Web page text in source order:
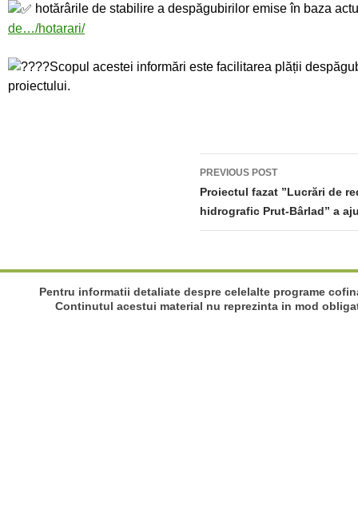
hotărârile de stabilire a despăgubirilor emise în baza
de…/hotarari/
Scopul acestei informări este facilitarea plății
proiectului.
Post
navigation
PREVIOUS POST
Proiectul fazat ”Lucrări de
hidrografic Prut-Bârlad” a
Pentru informatii detaliate despre celelalte programe
Continutul acestui material nu reprezinta in mod